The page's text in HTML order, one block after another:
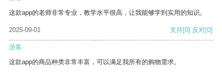
这款app的老师非常专业，教学水平很高，让我能够学到实用的知识。
2025-09-01 支持[0] 反对[0]
游客
这款app的商品种类非常丰富，可以满足我所有的购物需求。